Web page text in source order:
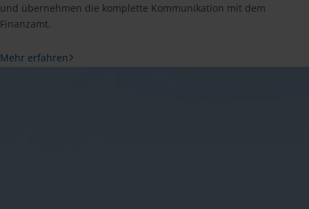
und übernehmen die komplette Kommunikation mit dem
Finanzamt.
Mehr erfahren